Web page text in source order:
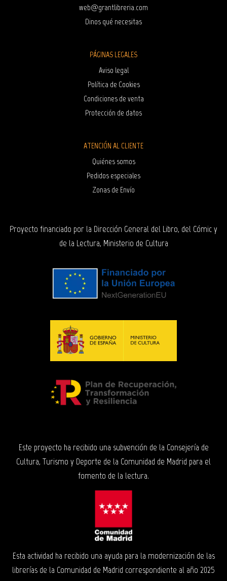
web@grantlibreria.com
Dinos qué necesitas
PÁGINAS LEGALES
Aviso legal
Política de Cookies
Condiciones de venta
Protección de datos
ATENCIÓN AL CLIENTE
Quiénes somos
Pedidos especiales
Zonas de Envío
Proyecto financiado por la Dirección General del Libro, del Cómic y
de la Lectura, Ministerio de Cultura
Este proyecto ha recibido una subvención de la Consejería de
Cultura, Turismo y Deporte de la Comunidad de Madrid para el
fomento de la lectura.
Esta actividad ha recibido una ayuda para la modernización de las
librerías de la Comunidad de Madrid correspondiente al año 2025